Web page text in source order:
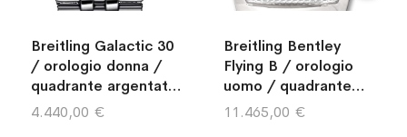
Breitling Galactic 30
/ orologio donna /
quadrante argentato
/ cassa e bracciale
acciaio
4.440,00 €
Breitling Bentley
Flying B / orologio
uomo / quadrante
argentato con
madreperla / cassa
11.465,00 €